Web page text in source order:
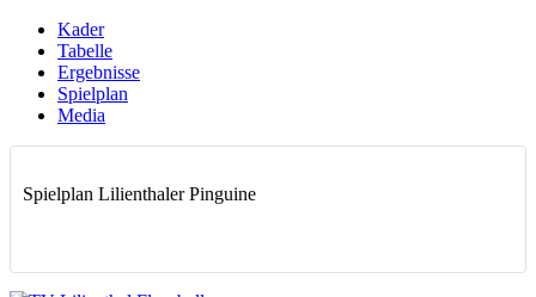
Kader
Tabelle
Ergebnisse
Spielplan
Media
Spielplan Lilienthaler Pinguine